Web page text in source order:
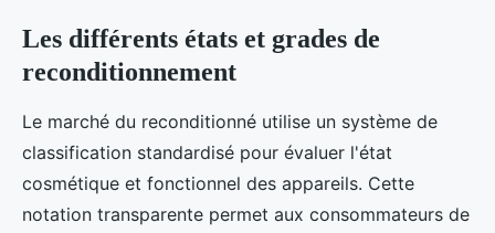
Les différents états et grades de
reconditionnement
Le marché du reconditionné utilise un système de
classification standardisé pour évaluer l'état
cosmétique et fonctionnel des appareils. Cette
notation transparente permet aux consommateurs de